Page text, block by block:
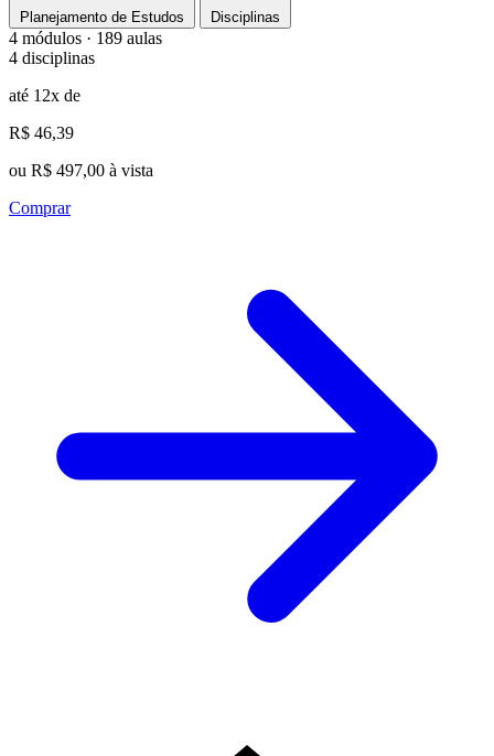
Planejamento de Estudos Disciplinas
4 módulos · 189 aulas
4 disciplinas
até 12x de
R$ 46,39
ou R$ 497,00 à vista
Comprar